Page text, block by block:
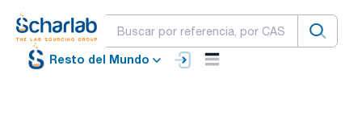
Resto del Mundo